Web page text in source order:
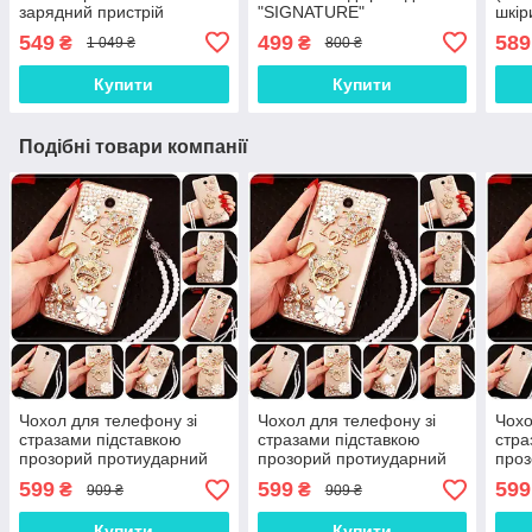
зарядний пристрій
549 ₴ 1 049 ₴
Купити
"SIGNATURE"
499₴ 800 ₴
Купити
589
Подібні товари компанії
Чохол для телефону зі
стразами підставкою
прозорий протиударний
TPU "ROYALER"
599 ₴ 909 ₴
Чохол для телефону зі
стразами підставкою
прозорий протиударний
TPU "ROYALER"
599₴ 909 ₴ 599